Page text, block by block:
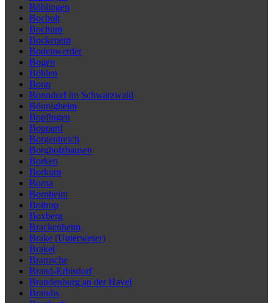
Böblingen
Bocholt
Bochum
Bockenem
Bodenwerder
Bogen
Böhlen
Bonn
Bonndorf im Schwarzwald
Bönnigheim
Bopfingen
Boppard
Borgentreich
Borgholzhausen
Borken
Borkum
Borna
Bornheim
Bottrop
Boxberg
Brackenheim
Brake (Unterweser)
Brakel
Bramsche
Brand-Erbisdorf
Brandenburg an der Havel
Brandis